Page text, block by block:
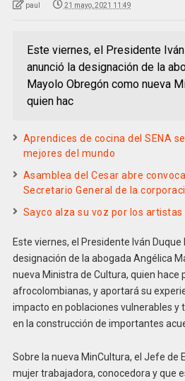
paul 21 mayo, 2021 11:49
Este viernes, el Presidente
anunció la designación de la
Mayolo Obregón como nueva
quien hac
Aprendices de cocina del SENA
mejores del mundo
Asamblea del Cesar abre
Secretario General de la
Sayco alza su voz por los artistas
Este viernes, el Presidente Iván
designación de la abogada Angélica
nueva Ministra de Cultura, quien hace
afrocolombianas, y aportará su
impacto en poblaciones vulnerables y
en la construcción de importantes
Sobre la nueva MinCultura, el Jefe de
mujer trabajadora, conocedora y que